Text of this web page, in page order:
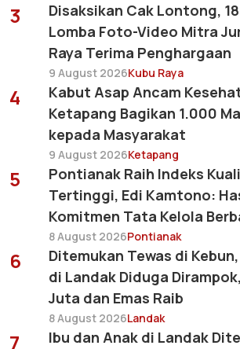
3
Disaksikan Cak Lontong,
Lomba Foto-Video Mitra
Raya Terima Penghargaan
9 August 2026Kubu Raya
4
Kabut Asap Ancam
Ketapang Bagikan 1.000
kepada Masyarakat
9 August 2026Ketapang
5
Pontianak Raih Indeks
Tertinggi, Edi Kamtono:
Komitmen Tata Kelola
8 August 2026Pontianak
6
Ditemukan Tewas di
di Landak Diduga
Juta dan Emas Raib
8 August 2026Landak
7
Ibu dan Anak di Landak